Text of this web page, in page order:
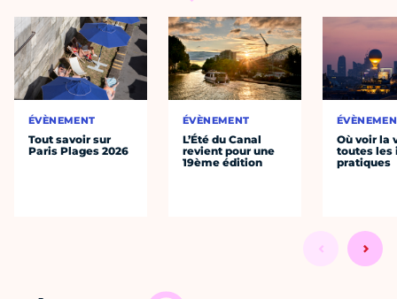
ÉVÈNEMENT
Tout savoir sur
Paris Plages 2026
ÉVÈNEMENT
L’Été du Canal
revient pour une
19ème édition
Où voir la
toutes les
pratiques